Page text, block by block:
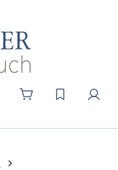
DU HAST 0